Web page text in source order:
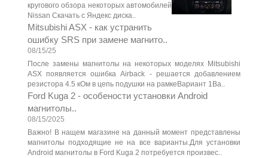
кругового обзора некоторых автомобилей
Nissan Скачать с Яндекс диска..
Mitsubishi ASX - как устранить
ошибку SRS при замене магнито..
08/15/25
После замены магнитолы на некоторых моделях Mitsubishi
ASX появляется ошибка Airback - решается добавлением
резистора 4.5 кОм в цепь подушки на рамкеВариант 1Ва..
Ford Kuga 2 - особености установки Android
магнитолы..
08/15/2025
Важно! В нащем магазине на данный момент представлены
магнитолы подходящие не на все варианты.Для установки
Android магнитолы в Ford Kuga 2 потребуется произвес..